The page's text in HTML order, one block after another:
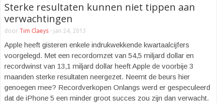
Sterke resultaten kunnen niet tippen aan
verwachtingen
door Tim Claeys - jan 24, 2013
Apple heeft gisteren enkele indrukwekkende kwartaalcijfers
voorgelegd. Met een recordomzet van 54,5 miljard dollar en
recordwinst van 13,1 miljard dollar heeft Apple de voorbije 3
maanden sterke resultaten neergezet. Neemt de beurs hier
genoegen mee? Recordverkopen Onlangs werd er gespeculeerd
dat de iPhone 5 een minder groot succes zou zijn dan verwacht.